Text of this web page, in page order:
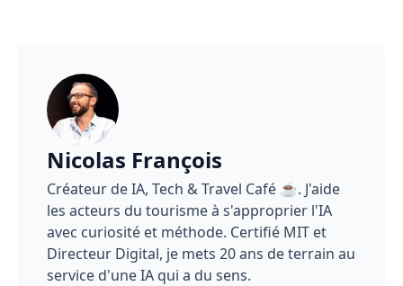
Nicolas François
Créateur de IA, Tech & Travel Café ☕️. J'aide
les acteurs du tourisme à s'approprier l'IA
avec curiosité et méthode. Certifié MIT et
Directeur Digital, je mets 20 ans de terrain au
service d'une IA qui a du sens.